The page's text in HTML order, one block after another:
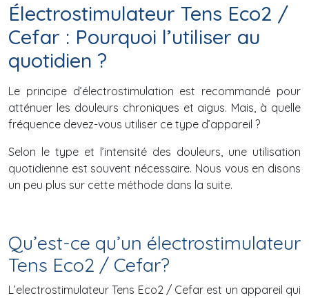
Électrostimulateur Tens Eco2 /
Cefar : Pourquoi l’utiliser au
quotidien ?
Le principe d’électrostimulation est recommandé pour
atténuer les douleurs chroniques et aigus. Mais, à quelle
fréquence devez-vous utiliser ce type d’appareil ?
Selon le type et l’intensité des douleurs, une utilisation
quotidienne est souvent nécessaire. Nous vous en disons
un peu plus sur cette méthode dans la suite.
Qu’est-ce qu’un électrostimulateur
Tens Eco2 / Cefar?
L’electrostimulateur Tens Eco2 / Cefar est un appareil qui